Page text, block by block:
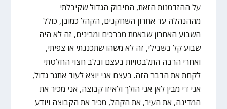
על ההזדמנות הזאת, החיבוק הגדול שקיבלתי
מההנהלה עד אחרון השחקנים, הקהל כמובן, כולל
השבוע האחרון שבאמת מברכים ומבינים, זה לא היה
שבוע קל בשבילי, זה לא משהו שתכננתי או צפיתי,
ואחרי הרבה התלבטויות בעצם ובלב חצוי החלטתי
לקחת את הדבר הזה. בעצם אני יוצא לעוד אתגר גדול,
אני די מבין לאן אני הולך ולאיזו קבוצה, אני מכיר את
המדינה, את העיר, את הקהל, מכיר את הקבוצה ויודע